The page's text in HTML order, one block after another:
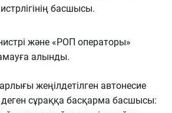
басшысы.
және «РОП операторы»
алынды.
жеңілдетілген автонесие
сұраққа басқарма басшысы: